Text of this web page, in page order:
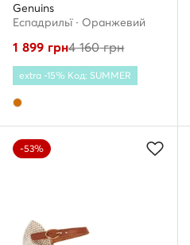
Genuins
Еспадрильї · Оранжевий
1 899 грн4 160грн
extra -15% Код: SUMMER
-53%